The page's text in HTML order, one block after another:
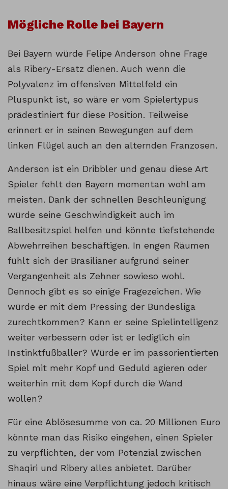
Mögliche Rolle bei Bayern
Bei Bayern würde Felipe Anderson ohne Frage
als Ribery-Ersatz dienen. Auch wenn die
Polyvalenz im offensiven Mittelfeld ein
Pluspunkt ist, so wäre er vom Spielertypus
prädestiniert für diese Position. Teilweise
erinnert er in seinen Bewegungen auf dem
linken Flügel auch an den alternden Franzosen.
Anderson ist ein Dribbler und genau diese Art
Spieler fehlt den Bayern momentan wohl am
meisten. Dank der schnellen Beschleunigung
würde seine Geschwindigkeit auch im
Ballbesitzspiel helfen und könnte tiefstehende
Abwehrreihen beschäftigen. In engen Räumen
fühlt sich der Brasilianer aufgrund seiner
Vergangenheit als Zehner sowieso wohl.
Dennoch gibt es so einige Fragezeichen. Wie
würde er mit dem Pressing der Bundesliga
zurechtkommen? Kann er seine Spielintelligenz
weiter verbessern oder ist er lediglich ein
Instinktfußballer? Würde er im passorientierten
Spiel mit mehr Kopf und Geduld agieren oder
weiterhin mit dem Kopf durch die Wand
wollen?
Für eine Ablösesumme von ca. 20 Millionen Euro
könnte man das Risiko eingehen, einen Spieler
zu verpflichten, der vom Potenzial zwischen
Shaqiri und Ribery alles anbietet. Darüber
hinaus wäre eine Verpflichtung jedoch kritisch